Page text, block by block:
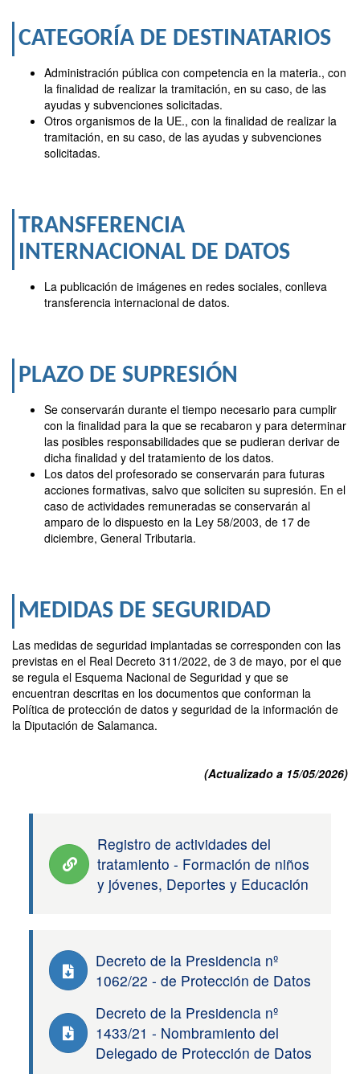
CATEGORÍA DE DESTINATARIOS
Administración pública con competencia en la materia., con
la finalidad de realizar la tramitación, en su caso, de las
ayudas y subvenciones solicitadas.
Otros organismos de la UE., con la finalidad de realizar la
tramitación, en su caso, de las ayudas y subvenciones
solicitadas.
TRANSFERENCIA
INTERNACIONAL DE DATOS
La publicación de imágenes en redes sociales, conlleva
transferencia internacional de datos.
PLAZO DE SUPRESIÓN
Se conservarán durante el tiempo necesario para cumplir
con la finalidad para la que se recabaron y para determinar
las posibles responsabilidades que se pudieran derivar de
dicha finalidad y del tratamiento de los datos.
Los datos del profesorado se conservarán para futuras
acciones formativas, salvo que soliciten su supresión. En el
caso de actividades remuneradas se conservarán al
amparo de lo dispuesto en la Ley 58/2003, de 17 de
diciembre, General Tributaria.
MEDIDAS DE SEGURIDAD
Las medidas de seguridad implantadas se corresponden con las
previstas en el Real Decreto 311/2022, de 3 de mayo, por el que
se regula el Esquema Nacional de Seguridad y que se
encuentran descritas en los documentos que conforman la
Política de protección de datos y seguridad de la información de
la Diputación de Salamanca.
(Actualizado a 15/05/2026)
Registro de actividades del
tratamiento - Formación de niños
y jóvenes, Deportes y Educación
Decreto de la Presidencia nº
1062/22 - de Protección de Datos
Decreto de la Presidencia nº
1433/21 - Nombramiento del
Delegado de Protección de Datos